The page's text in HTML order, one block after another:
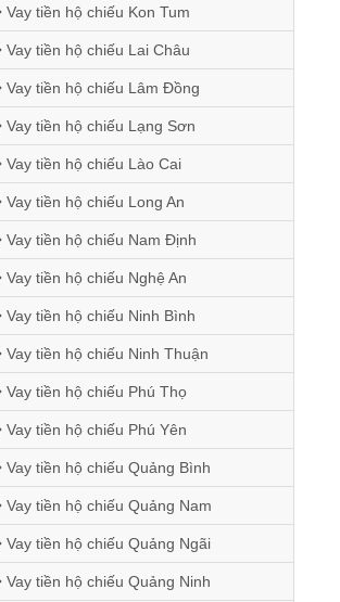
Vay tiền hộ chiếu Kon Tum
Vay tiền hộ chiếu Lai Châu
Vay tiền hộ chiếu Lâm Đồng
Vay tiền hộ chiếu Lạng Sơn
Vay tiền hộ chiếu Lào Cai
Vay tiền hộ chiếu Long An
Vay tiền hộ chiếu Nam Định
Vay tiền hộ chiếu Nghệ An
Vay tiền hộ chiếu Ninh Bình
Vay tiền hộ chiếu Ninh Thuận
Vay tiền hộ chiếu Phú Thọ
Vay tiền hộ chiếu Phú Yên
Vay tiền hộ chiếu Quảng Bình
Vay tiền hộ chiếu Quảng Nam
Vay tiền hộ chiếu Quảng Ngãi
Vay tiền hộ chiếu Quảng Ninh